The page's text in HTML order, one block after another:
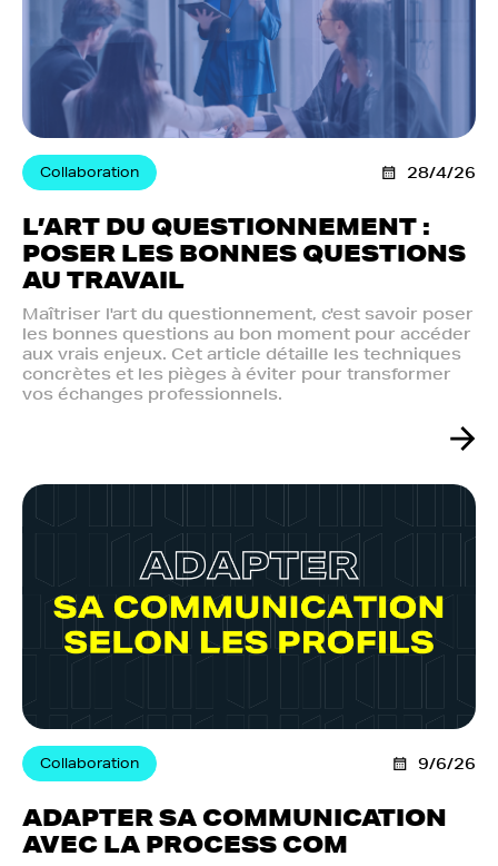
Collaboration 28/4/26
L’ART DU QUESTIONNEMENT :
POSER LES BONNES QUESTIONS
AU TRAVAIL
Maîtriser l'art du questionnement, c'est savoir poser
les bonnes questions au bon moment pour accéder
aux vrais enjeux. Cet article détaille les techniques
concrètes et les pièges à éviter pour transformer
vos échanges professionnels.
Collaboration 9/6/26
ADAPTER SA COMMUNICATION
AVEC LA PROCESS COM